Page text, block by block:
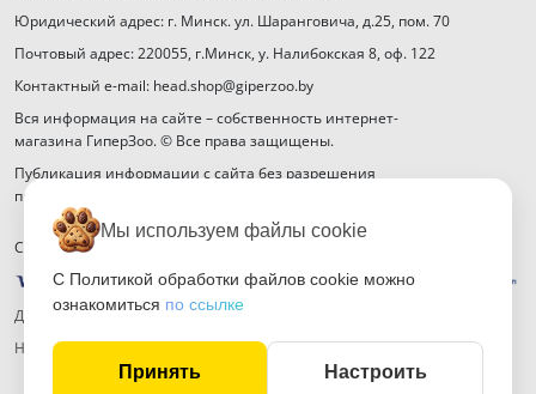
Юридический адрес: г. Минск. ул. Шаранговича, д.25, пом. 70
Почтовый адрес: 220055, г.Минск, у. Налибокская 8, оф. 122
Контактный e-mail: head.shop@giperzoo.by
Вся информация на сайте – собственность интернет-
магазина ГиперЗоо. © Все права защищены.
Публикация информации с сайта без разрешения
правообладателя запрещена.
Способы оплаты
Договор публичной оферты
Настройка файлов cookie
Мы используем файлы cookie
С Политикой обработки файлов cookie можно
ознакомиться по ссылке
Принять Настроить